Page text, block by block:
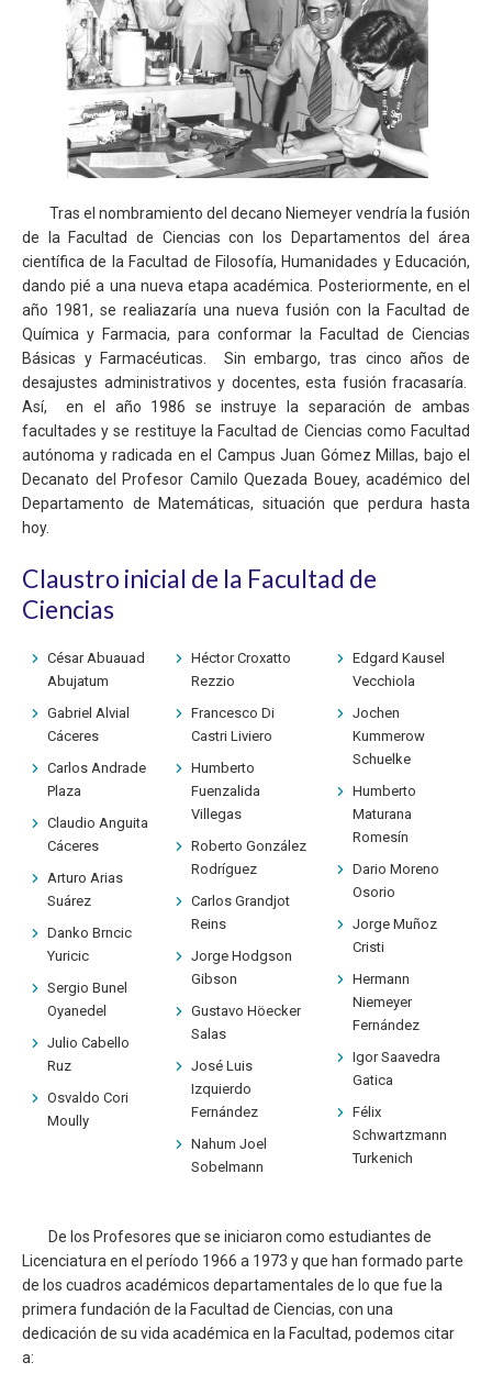
Tras el nombramiento del decano Niemeyer vendría la fusión
de la Facultad de Ciencias con los Departamentos del área
científica de la Facultad de Filosofía, Humanidades y Educación,
dando pié a una nueva etapa académica. Posteriormente, en el
año 1981, se realiazaría una nueva fusión con la Facultad de
Química y Farmacia, para conformar la Facultad de Ciencias
Básicas y Farmacéuticas. Sin embargo, tras cinco años de
desajustes administrativos y docentes, esta fusión fracasaría.
Así, en el año 1986 se instruye la separación de ambas
facultades y se restituye la Facultad de Ciencias como Facultad
autónoma y radicada en el Campus Juan Gómez Millas, bajo el
Decanato del Profesor Camilo Quezada Bouey, académico del
Departamento de Matemáticas, situación que perdura hasta
hoy.
Claustro inicial de la Facultad de
Ciencias
César Abuauad
Abujatum
Gabriel Alvial
Cáceres
Carlos Andrade
Plaza
Claudio Anguita
Cáceres
Arturo Arias
Suárez
Danko Brncic
Yuricic
Sergio Bunel
Oyanedel
Julio Cabello
Ruz
Osvaldo Cori
Moully
Héctor Croxatto
Rezzio
Francesco Di
Castri Liviero
Humberto
Fuenzalida
Villegas
Roberto González
Rodríguez
Carlos Grandjot
Reins
Jorge Hodgson
Gibson
Gustavo Höecker
Salas
José Luis
Izquierdo
Fernández
Nahum Joel
Sobelmann
Edgard Kausel
Vecchiola
Jochen
Kummerow
Schuelke
Humberto
Maturana
Romesín
Dario Moreno
Osorio
Jorge Muñoz
Cristi
Hermann
Niemeyer
Fernández
Igor Saavedra
Gatica
Félix
Schwartzmann
Turkenich
De los Profesores que se iniciaron como estudiantes de
Licenciatura en el período 1966 a 1973 y que han formado parte
de los cuadros académicos departamentales de lo que fue la
primera fundación de la Facultad de Ciencias, con una
dedicación de su vida académica en la Facultad, podemos citar
a: